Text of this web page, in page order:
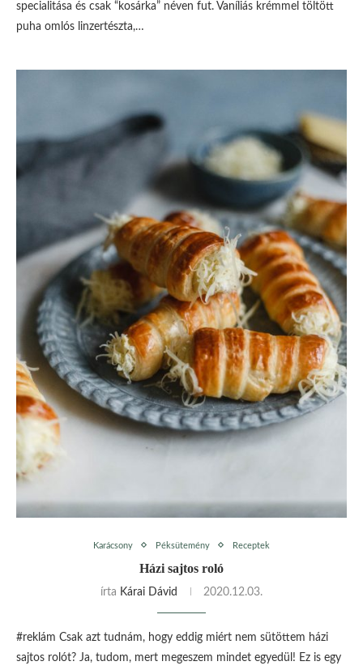
specialitása és csak “kosárka” néven fut. Vaníliás krémmel töltött
puha omlós linzertészta,…
Karácsony Péksütemény Receptek
Házi sajtos roló
írta Kárai Dávid 2020.12.03.
#reklám Csak azt tudnám, hogy eddig miért nem sütöttem házi
sajtos rolót? Ja, tudom, mert megeszem mindet egyedül! Ez is egy